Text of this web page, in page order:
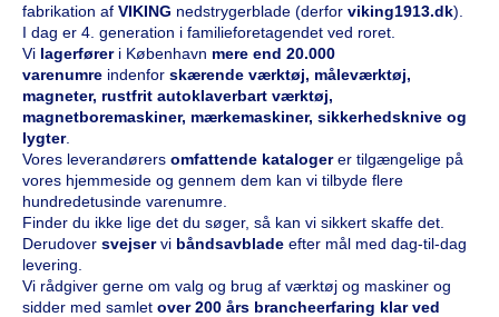
fabrikation af VIKING nedstrygerblade (derfor viking1913.dk).
I dag er 4. generation i familieforetagendet ved roret.
Vi lagerfører i København mere end 20.000
varenumre indenfor skærende værktøj, måleværktøj,
magneter, rustfrit autoklaverbart værktøj,
magnetboremaskiner, mærkemaskiner, sikkerhedsknive og
lygter.
Vores leverandørers omfattende katalogerer tilgængelige på
vores hjemmeside og gennem dem kan vi tilbyde flere
hundredetusinde varenumre.
Finder du ikke lige det du søger, så kan vi sikkert skaffe det.
Derudover svejservi båndsavblade efter mål med dag-til-dag
levering.
Vi rådgiver gerne om valg og brug af værktøj og maskiner og
sidder med samlet over 200 års brancheerfaring klar ved